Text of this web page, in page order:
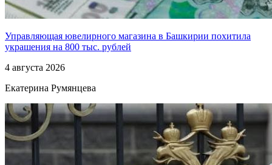
Управляющая ювелирного магазина в Башкирии похитила
украшения на 800 тыс. рублей
4 августа 2026
Екатерина Румянцева